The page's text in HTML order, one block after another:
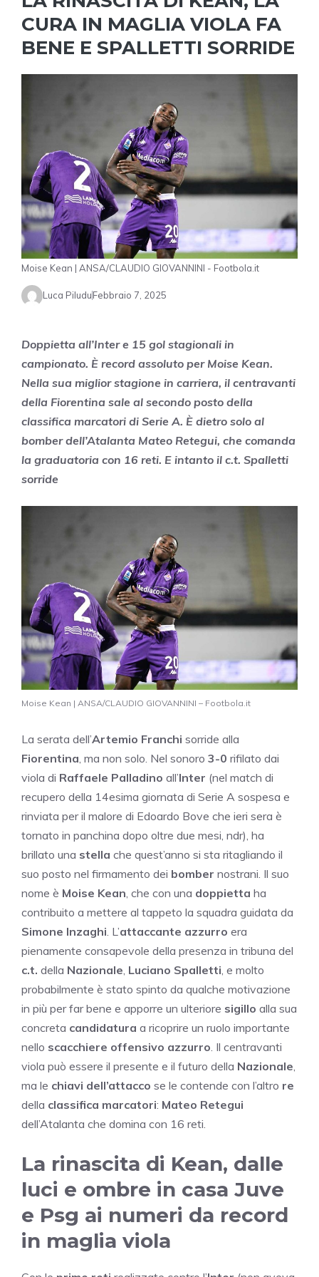
CURA IN MAGLIA VIOLA FA
BENE E SPALLETTI SORRIDE
Moise Kean | ANSA/CLAUDIO GIOVANNINI - Footbola.it
Luca PiluduFebbraio 7, 2025
Doppietta all’Inter e 15 gol stagionali in
campionato. È record assoluto per Moise Kean.
Nella sua miglior stagione in carriera, il centravanti
della Fiorentina sale al secondo posto della
classifica marcatori di Serie A. È dietro solo al
bomber dell’Atalanta Mateo Retegui, che comanda
la graduatoria con 16 reti. E intanto il c.t. Spalletti
sorride
Moise Kean | ANSA/CLAUDIO GIOVANNINI – Footbola.it
La serata dell’Artemio Franchi sorride alla
Fiorentina, ma non solo. Nel sonoro 3-0 rifilato dai
viola di Raffaele Palladino all’Inter (nel match di
recupero della 14esima giornata di Serie A sospesa e
rinviata per il malore di Edoardo Bove che ieri sera è
tornato in panchina dopo oltre due mesi, ndr), ha
brillato una stella che quest’anno si sta ritagliando il
suo posto nel firmamento dei bomber nostrani. Il suo
nome è Moise Kean, che con una doppietta ha
contribuito a mettere al tappeto la squadra guidata da
Simone Inzaghi. L’attaccante azzurro era
pienamente consapevole della presenza in tribuna del
c.t. della Nazionale, Luciano Spalletti, e molto
probabilmente è stato spinto da qualche motivazione
in più per far bene e apporre un ulteriore sigillo alla sua
concreta candidatura a ricoprire un ruolo importante
nello scacchiere offensivo azzurro. Il centravanti
viola può essere il presente e il futuro della Nazionale,
ma le chiavi dell’attacco se le contende con l’altro re
della classifica marcatori: Mateo Retegui
dell’Atalanta che domina con 16 reti.
La rinascita di Kean, dalle
luci e ombre in casa Juve
e Psg ai numeri da record
in maglia viola